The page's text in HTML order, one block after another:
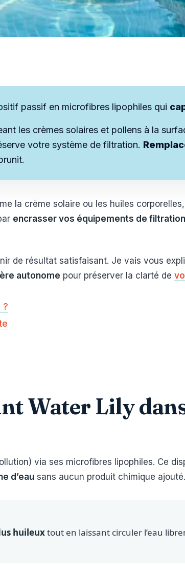
passif en microfibres lipophiles qui
les crèmes solaires et pollens à la
votre système de filtration.
la crème solaire ou les huiles
encrasser vos équipements de
de résultat satisfaisant. Je vais vous
autonome pour préserver la clarté de
?
Water Lily
via ses microfibres lipophiles. Ce
d’eau sans aucun produit chimique ajouté.
huileuxtout en laissant circuler l’eau